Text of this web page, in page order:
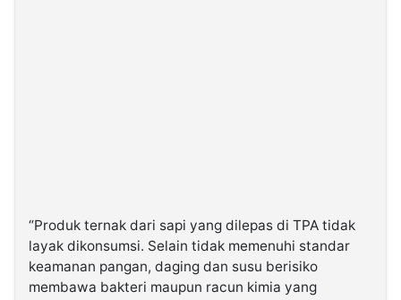
“Produk ternak dari sapi yang dilepas di TPA tidak
layak dikonsumsi. Selain tidak memenuhi standar
keamanan pangan, daging dan susu berisiko
membawa bakteri maupun racun kimia yang